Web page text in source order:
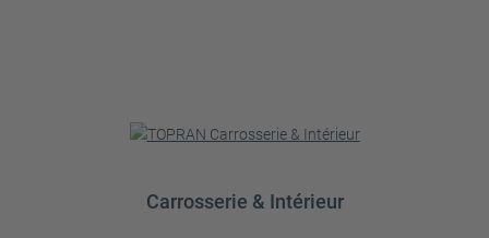
Carrosserie & Intérieur